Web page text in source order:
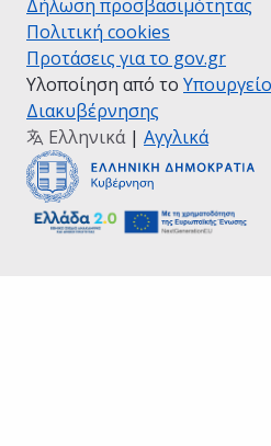
Δήλωση προσβασιμότητας
Πολιτική cookies
Προτάσεις για το gov.gr
Υλοποίηση από το
Διακυβέρνησης
Ελληνικά | Αγγλικά